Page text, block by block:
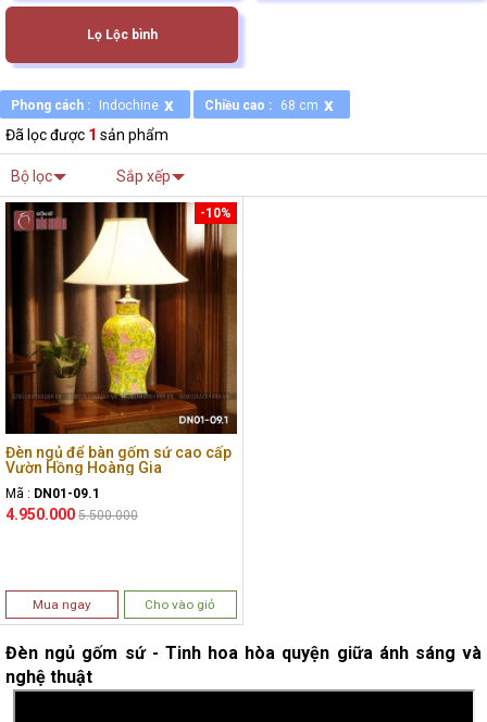
Lọ Lộc bình
Phong cách : Indochine x Chiều cao : 68 cm x
Đã lọc được 1 sản phẩm
Bộ lọc Sắp xếp
Đèn ngủ để bàn gốm sứ cao cấp
Vườn Hồng Hoàng Gia
Mã : DN01-09.1
4.950.000
-10%
5.500.000
Mua ngay Cho vào giỏ
Đèn ngủ gốm sứ - Tinh hoa hòa quyện giữa ánh sáng và
nghệ thuật